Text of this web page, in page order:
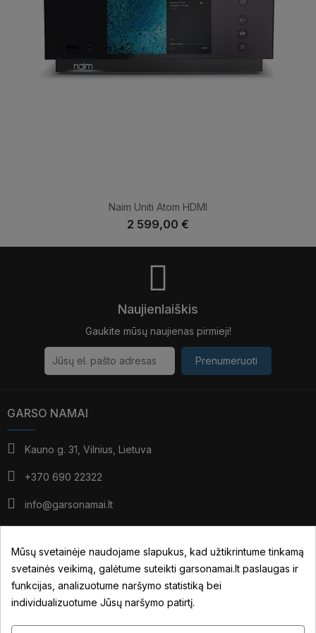
Naim Uniti Atom HDMI
2 599,00 €
Naujienlaiškis
Gaukite mūsų naujienas pirmieji!
Prenumeruoti
GARSO NAMAI
Kauno g. 31, Vilnius, Lietuva
+370 690 22322
info@garsonamai.lt
V: 10:00 - 18:00
*pietūs: 14:00 - 15:00
VI: pagal susitarimą
Mūsų svetainėje naudojame slapukus, kad užtikrintume tinkamą
svetainės veikimą, galėtume suteikti garsonamai.lt paslaugas ir
funkcijas, analizuotume naršymo statistiką bei
individualizuotume Jūsų naršymo patirtį.